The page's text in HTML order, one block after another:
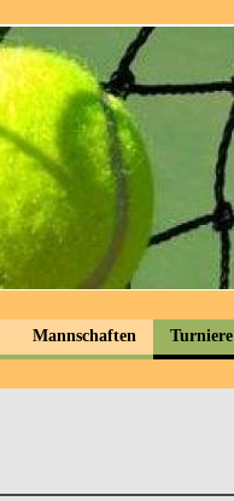
Mannschaften Turniere